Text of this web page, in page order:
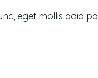
eget mollis odio